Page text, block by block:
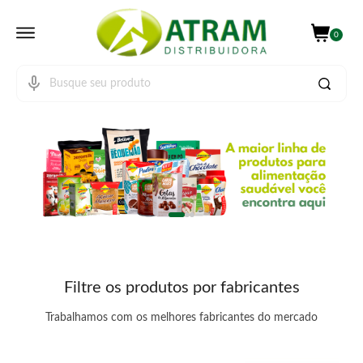
0
Filtre os produtos por fabricantes
Trabalhamos com os melhores fabricantes do mercado